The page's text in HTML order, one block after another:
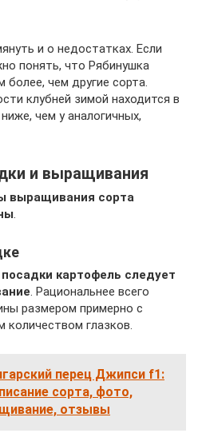
и о недостатках. Если
понять, что Рябинушка
более, чем другие сорта.
клубней зимой находится в
чем у аналогичных,
и выращивания
выращивания сорта
.
картофель следует
. Рациональнее всего
размером примерно с
количеством глазков.
перец Джипси f1:
сорта, фото,
отзывы